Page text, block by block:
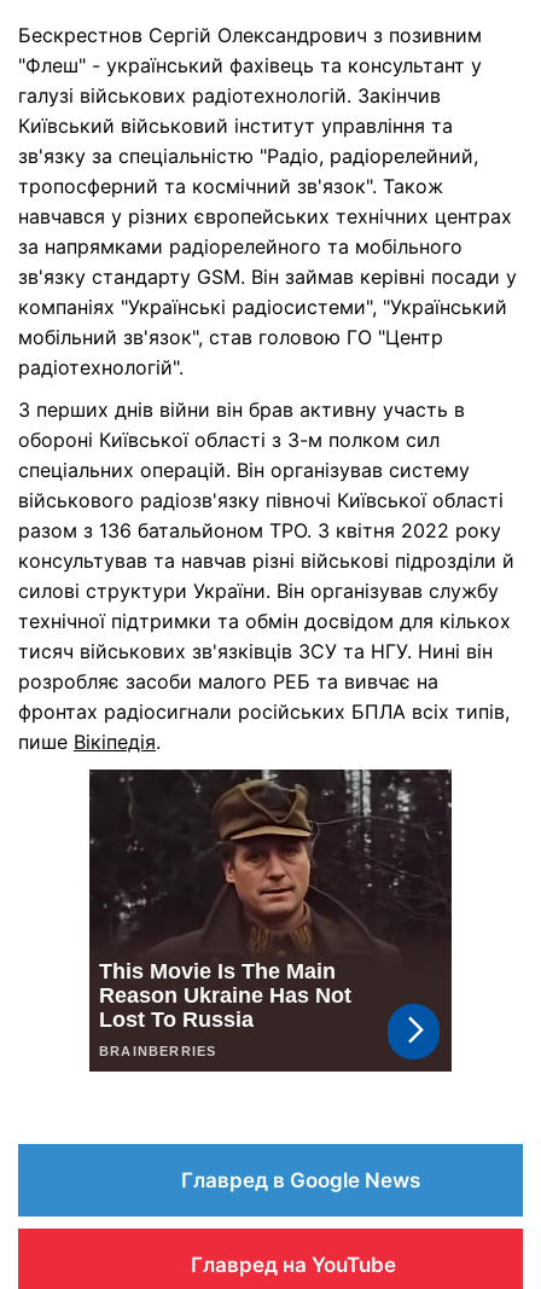
Бескрестнов Сергій Олександрович з позивним
"Флеш" - український фахівець та консультант у
галузі військових радіотехнологій. Закінчив
Київський військовий інститут управління та
зв'язку за спеціальністю "Радіо, радіорелейний,
тропосферний та космічний зв'язок". Також
навчався у різних європейських технічних центрах
за напрямками радіорелейного та мобільного
зв'язку стандарту GSM. Він займав керівні посади у
компаніях "Українські радіосистеми", "Український
мобільний зв'язок", став головою ГО "Центр
радіотехнологій".
З перших днів війни він брав активну участь в
обороні Київської області з 3-м полком сил
спеціальних операцій. Він організував систему
військового радіозв'язку півночі Київської області
разом з 136 батальйоном ТРО. З квітня 2022 року
консультував та навчав різні військові підрозділи й
силові структури України. Він організував службу
технічної підтримки та обмін досвідом для кількох
тисяч військових зв'язківців ЗСУ та НГУ. Нині він
розробляє засоби малого РЕБ та вивчає на
фронтах радіосигнали російських БПЛА всіх типів,
пише Вікіпедія.
Главред в Google News
Главред на YouTube